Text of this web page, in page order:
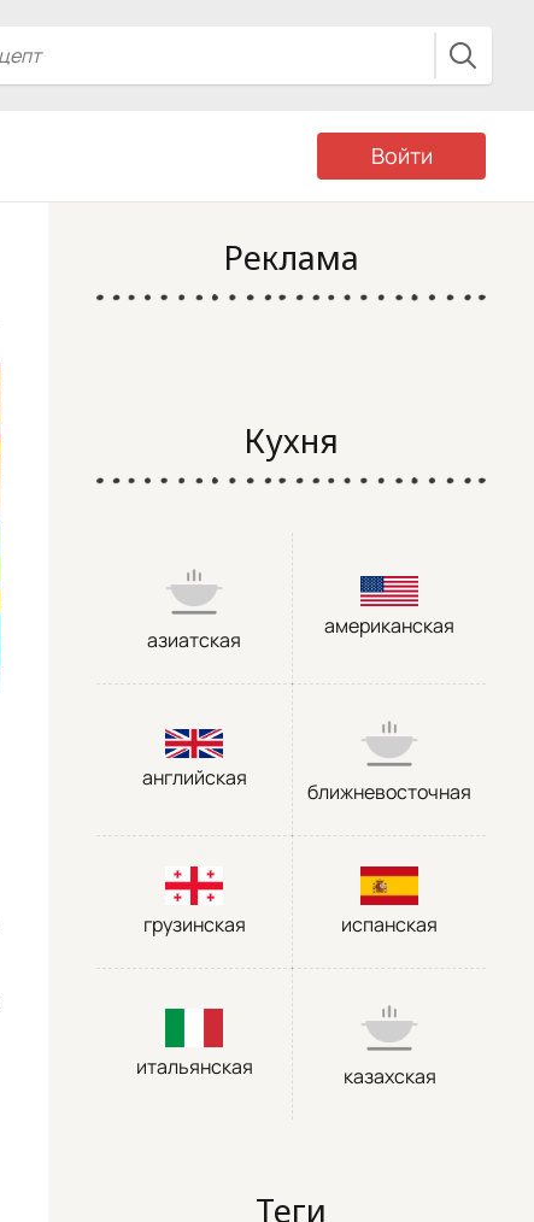
Войти
Реклама
Кухня
азиатская
американская
английская
ближневосточная
грузинская испанская
итальянская казахская
Теги